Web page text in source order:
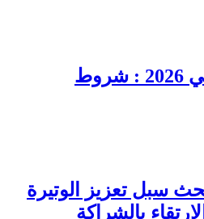
بطاقة المقاول الذاتي 2026 : شروط
سبل تعزيز الوتيرة
بالشراكة